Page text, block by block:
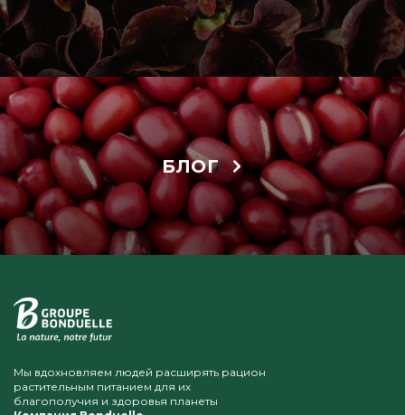
БЛОГ
Мы вдохновляем людей расширять рацион
растительным питанием для их
благополучия и здоровья планеты